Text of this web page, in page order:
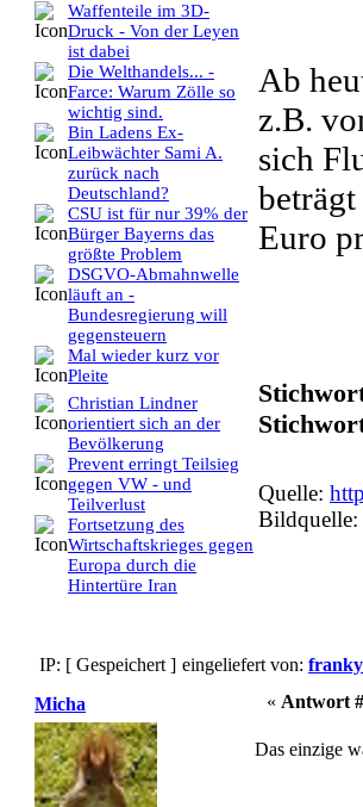
Waffenteile im 3D-
Druck - Von der Leyen
ist dabei
Die Welthandels... -
Farce: Warum Zölle so
wichtig sind.
Bin Ladens Ex-
Leibwächter Sami A.
zurück nach
Deutschland?
CSU ist für nur 39% der
Bürger Bayerns das
größte Problem
DSGVO-Abmahnwelle
läuft an -
Bundesregierung will
gegensteuern
Mal wieder kurz vor
Pleite
Christian Lindner
orientiert sich an der
Bevölkerung
Prevent erringt Teilsieg
gegen VW - und
Teilverlust
Fortsetzung des
Wirtschaftskrieges gegen
Europa durch die
Hintertüre Iran
Ab
z.B.
sich
Euro
Quelle:
Bildquelle:
IP: [ Gespeichert ] eingeliefert von:
Micha
« Antwort
Das einzige